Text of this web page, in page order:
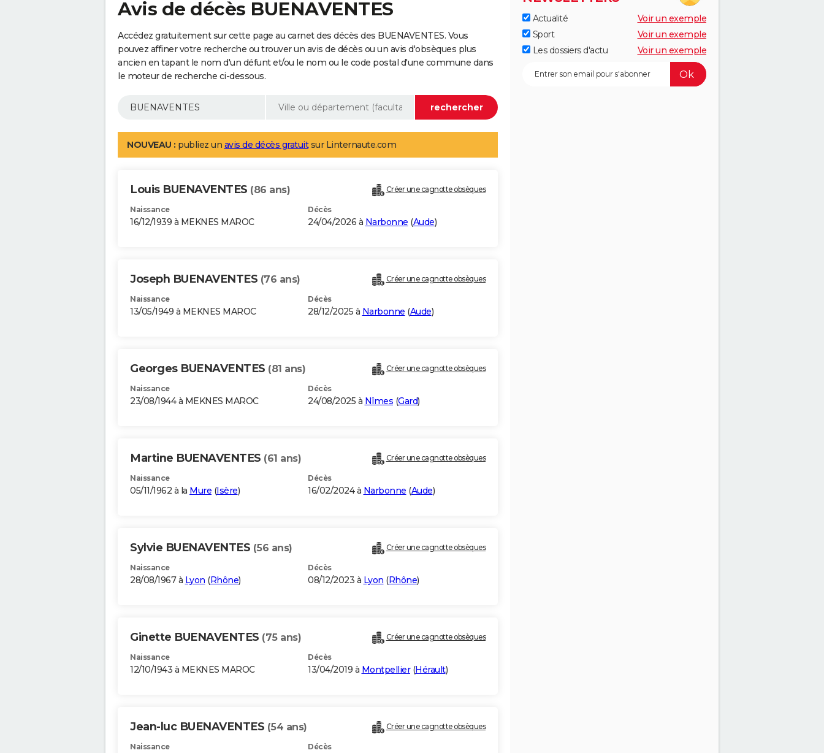
Avis de décès BUENAVENTES
Accédez gratuitement sur cette page au carnet des décès des BUENAVENTES. Vous
pouvez affiner votre recherche ou trouver un avis de décès ou un avis d'obsèques plus
ancien en tapant le nom d'un défunt et/ou le nom ou le code postal d'une commune dans
le moteur de recherche ci-dessous.
NOUVEAU : publiez un avis de décès gratuitsur Linternaute.com
Louis BUENAVENTES (86 ans) Créer une cagnotte obsèques
Naissance
16/12/1939 à MEKNES MAROC
Décès
24/04/2026 à Narbonne (Aude)
Joseph BUENAVENTES (76 ans) Créer une cagnotte obsèques
Naissance
13/05/1949 à MEKNES MAROC
Décès
28/12/2025 à Narbonne (Aude)
Georges BUENAVENTES (81 ans) Créer une cagnotte obsèques
Naissance
23/08/1944 à MEKNES MAROC
Décès
24/08/2025 à Nîmes (Gard)
Martine BUENAVENTES (61 ans) Créer une cagnotte obsèques
Naissance
05/11/1962 à la Mure (Isère)
Décès
16/02/2024 à Narbonne (Aude)
Sylvie BUENAVENTES (56 ans) Créer une cagnotte obsèques
Naissance
28/08/1967 à Lyon (Rhône)
Décès
08/12/2023 à Lyon (Rhône)
Ginette BUENAVENTES (75 ans) Créer une cagnotte obsèques
Naissance
12/10/1943 à MEKNES MAROC
Décès
13/04/2019 à Montpellier(Hérault)
Jean-luc BUENAVENTES (54 ans) Créer une cagnotte obsèques
Naissance Décès
Actualité
Voir un exemple
Sport
Voir un exemple
Les dossiers d'actu
Voir un exemple